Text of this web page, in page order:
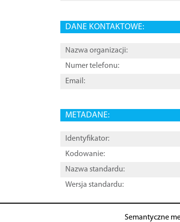
DANE KONTAKTOWE:
Nazwa organizacji:
Numer telefonu:
Email:
METADANE:
Identyfikator:
Kodowanie:
Nazwa standardu:
Wersja standardu:
Semantyczne